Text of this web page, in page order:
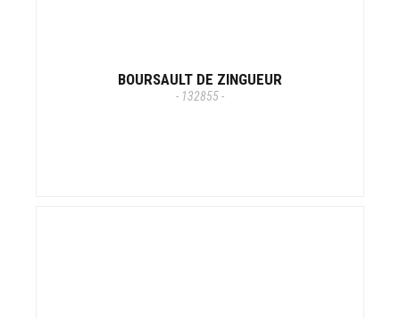
BOURSAULT DE ZINGUEUR
- 132855 -